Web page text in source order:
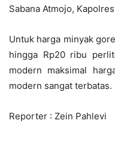
Sabana Atmojo,
Untuk harga minyak
hingga Rp20 ribu
modern maksimal
modern sangat terbatas.
Reporter : Zein Pahlevi